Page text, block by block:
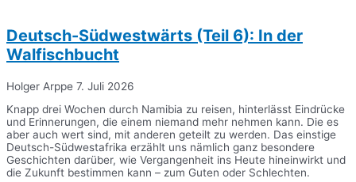
Deutsch-Südwestwärts (Teil 6): In der
Walfischbucht
Holger Arppe 7. Juli 2026
Knapp drei Wochen durch Namibia zu reisen, hinterlässt Eindrücke
und Erinnerungen, die einem niemand mehr nehmen kann. Die es
aber auch wert sind, mit anderen geteilt zu werden. Das einstige
Deutsch-Südwestafrika erzählt uns nämlich ganz besondere
Geschichten darüber, wie Vergangenheit ins Heute hineinwirkt und
die Zukunft bestimmen kann – zum Guten oder Schlechten.